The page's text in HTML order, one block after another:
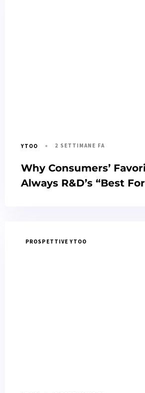
YTOO 2 SETTIMANE FA
Why Consumers’
Always R&D’s “Best
PROSPETTIVE YTOO